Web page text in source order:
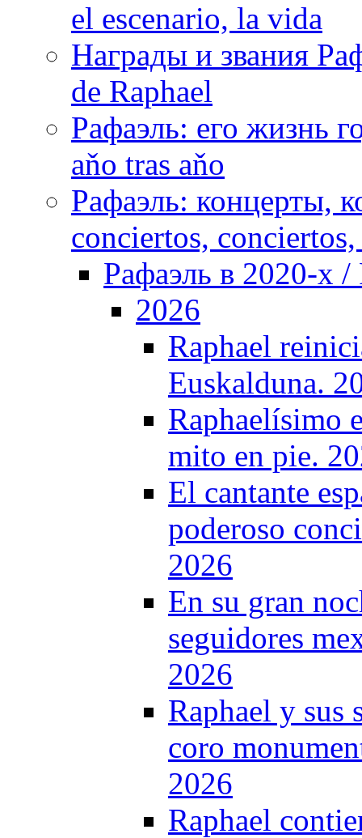
el escenario, la vida
Награды и звания
de Raphael
Рафаэль: его жизнь
aňo tras aňo
Рафаэль: концерты,
conciertos,
Рафаэль в 2020-х /
2026
Raphael
Euskalduna.
Raphaelísimo
mito en pie.
El cantante
poderoso
2026
En su gran
seguidores
2026
Raphael y sus
coro
2026
Raphael